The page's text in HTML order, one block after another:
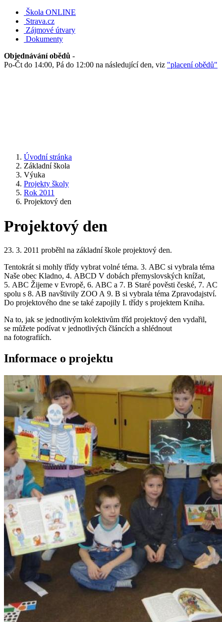
Škola ONLINE
Strava.cz
Zájmové útvary
Dokumenty
Objednávání obědů -
Po-Čt do 14:00, Pá do 12:00 na následující den, viz "placení obědů"
Úvodní stránka
Základní škola
Výuka
Projekty školy
Rok 2011
Projektový den
Projektový den
23. 3. 2011 proběhl na základní škole projektový den.
Tentokrát si mohly třídy vybrat volné téma. 3. ABC si vybrala téma
Naše obec Kladno, 4. ABCD V dobách přemyslovských knížat,
5. ABC Žijeme v Evropě, 6. ABC a 7. B Staré pověsti české, 7. AC
spolu s 8. AB navštivily ZOO A 9. B si vybrala téma Zpravodajství.
Do projektového dne se také zapojily I. třídy s projektem Kniha.
Na to, jak se jednotlivým kolektivům tříd projektový den vydařil,
se můžete podívat v jednotlivých článcích a shlédnout
na fotografiích.
Informace o projektu